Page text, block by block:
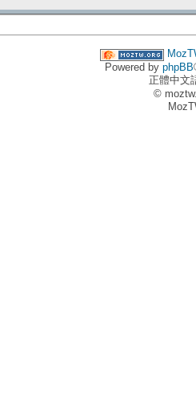
Powered by phpBB
正體中文
©